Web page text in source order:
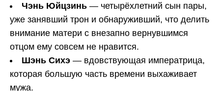
Чэнь Юйцзинь — четырёхлетний сын пары,
уже занявший трон и обнаруживший, что делить
внимание матери с внезапно вернувшимся
отцом ему совсем не нравится.
Шэнь Сихэ — вдовствующая императрица,
которая большую часть времени выхаживает
мужа.